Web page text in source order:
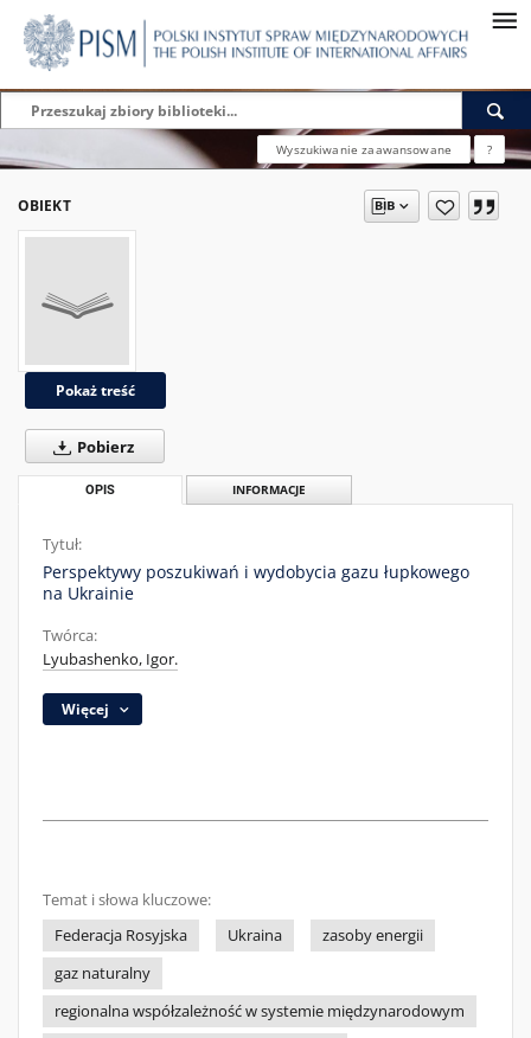
Wyszukiwanie zaawansowane ?
OBIEKT
Pokaż treść
Pobierz
OPIS INFORMACJE
Tytuł:
Perspektywy poszukiwań i wydobycia gazu łupkowego
na Ukrainie
Twórca:
Lyubashenko, Igor.
Więcej
Temat i słowa kluczowe:
Federacja Rosyjska
Ukraina
zasoby energii
gaz naturalny
regionalna współzależność w systemie międzynarodowym